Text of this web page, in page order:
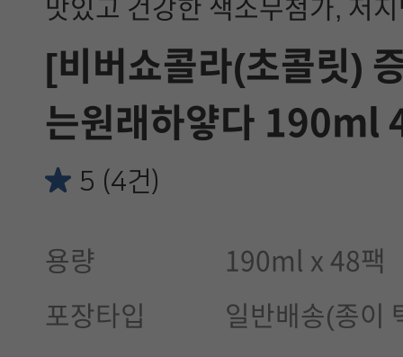
맛있고 건강한 색소무첨가, 저
[비버쇼콜라(초콜릿)
는원래하얗다 190ml
5 (4건)
용량 190ml x 48팩
포장타입 일반배송(종이